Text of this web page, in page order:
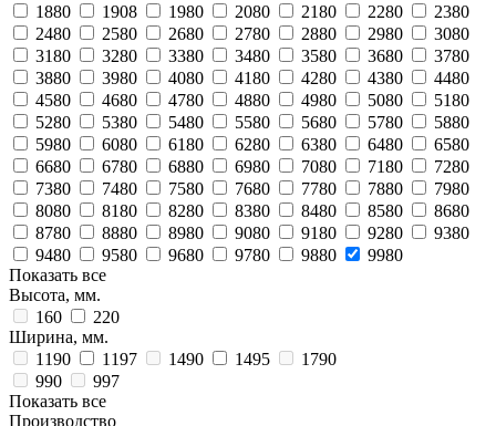
1880
1908 1980 2080 2180 2280
2380
2480
2580 2680 2780 2880 2980
3080
3180
3280 3380 3480 3580 3680
3780
3880
3980 4080 4180 4280 4380
4480
4580
4680 4780 4880 4980 5080
5180
5280
5380 5480 5580 5680 5780
5880
5980
6080 6180 6280 6380 6480
6580
6680
6780 6880 6980 7080 7180
7280
7380
7480 7580 7680 7780 7880
7980
8080
8180 8280 8380 8480 8580
8680
8780
8880 8980 9080 9180 9280
9380
9480
9580 9680 9780 9880
9980
Показать все
Высота, мм.
160
220
Ширина, мм.
1190
1197 1490 1495
1790
990
997
Показать все
Производство